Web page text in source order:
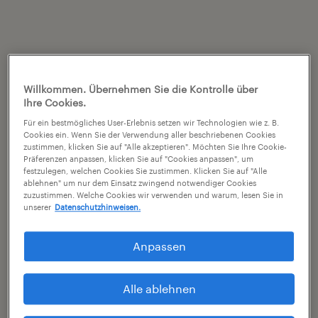
Willkommen. Übernehmen Sie die Kontrolle über
Ihre Cookies.
Für ein bestmögliches User-Erlebnis setzen wir Technologien wie z. B.
Cookies ein. Wenn Sie der Verwendung aller beschriebenen Cookies
zustimmen, klicken Sie auf "Alle akzeptieren". Möchten Sie Ihre Cookie-
Präferenzen anpassen, klicken Sie auf "Cookies anpassen", um
festzulegen, welchen Cookies Sie zustimmen. Klicken Sie auf "Alle
ablehnen" um nur dem Einsatz zwingend notwendiger Cookies
zuzustimmen. Welche Cookies wir verwenden und warum, lesen Sie in
unserer Datenschutzhinweisen.
Anpassen
Alle ablehnen